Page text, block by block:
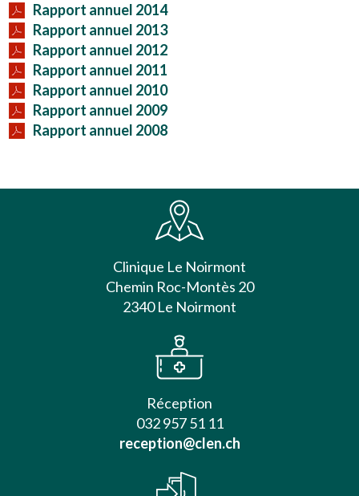
Rapport annuel 2014
Rapport annuel 2013
Rapport annuel 2012
Rapport annuel 2011
Rapport annuel 2010
Rapport annuel 2009
Rapport annuel 2008
Clinique Le Noirmont
Chemin Roc-Montès 20
2340 Le Noirmont
Réception
032 957 51 11
reception@clen.ch